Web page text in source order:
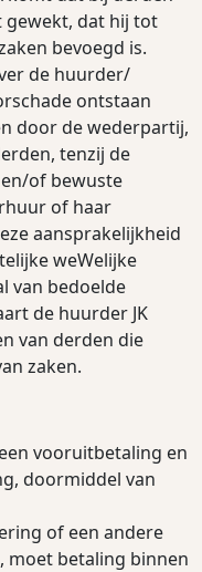
dat hij tot
bevoegd is.
de huurder/
ontstaan
door de wederpartij,
tenzij de
of bewuste
of haar
aansprakelijkheid
weWelijke
van bedoelde
de huurder JK
van derden die
zaken.
vooruitbetaling en
doormiddel van
of een andere
moet betaling binnen